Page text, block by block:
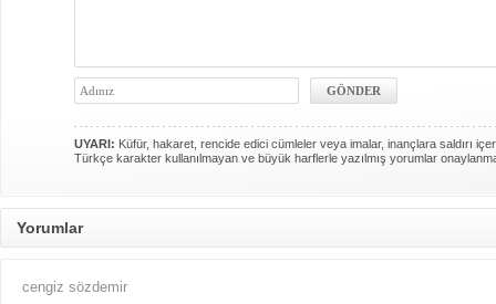
UYARI: Küfür, hakaret, rencide edici cümleler veya imalar, inançlara saldırı
Türkçe karakter kullanılmayan ve büyük harflerle yazılmış yorumlar
Yorumlar
cengiz sözdemir